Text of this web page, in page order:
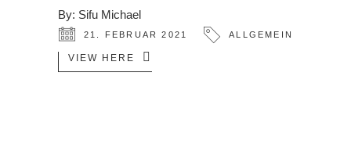
By: Sifu Michael
21. FEBRUAR 2021 ALLGEMEIN
VIEW HERE